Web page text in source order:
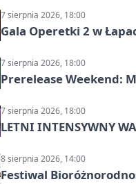
7 sierpnia 2026, 18:00
Gala Operetki 2 w
7 sierpnia 2026, 18:00
Prerelease Weekend:
7 sierpnia 2026, 18:00
LETNI INTENSYWNY
8 sierpnia 2026, 14:00
Festiwal